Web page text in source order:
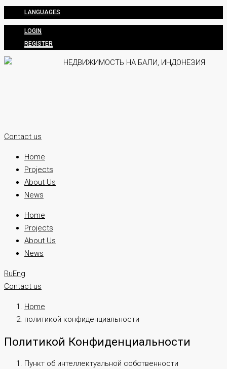
LANGUAGES
LOGIN
REGISTER
Contact us
Home
Projects
About Us
News
Home
Projects
About Us
News
RuEng
Contact us
Home
политикой конфиденциальности
Политикой Конфиденциальности
Пункт об интеллектуальной собственности